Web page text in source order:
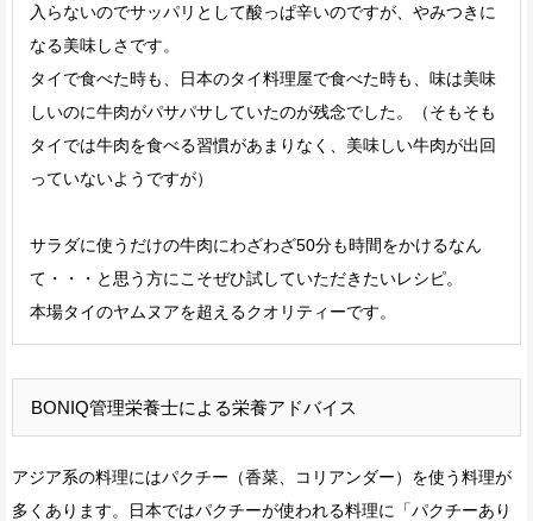
入らないのでサッパリとして酸っぱ辛いのですが、やみつきに
なる美味しさです。
タイで食べた時も、日本のタイ料理屋で食べた時も、味は美味
しいのに牛肉がパサパサしていたのが残念でした。（そもそも
タイでは牛肉を食べる習慣があまりなく、美味しい牛肉が出回
っていないようですが）
サラダに使うだけの牛肉にわざわざ50分も時間をかけるなん
て・・・と思う方にこそぜひ試していただきたいレシピ。
本場タイのヤムヌアを超えるクオリティーです。
BONIQ管理栄養士による栄養アドバイス
アジア系の料理にはパクチー（香菜、コリアンダー）を使う料理が
多くあります。日本ではパクチーが使われる料理に「パクチーあり